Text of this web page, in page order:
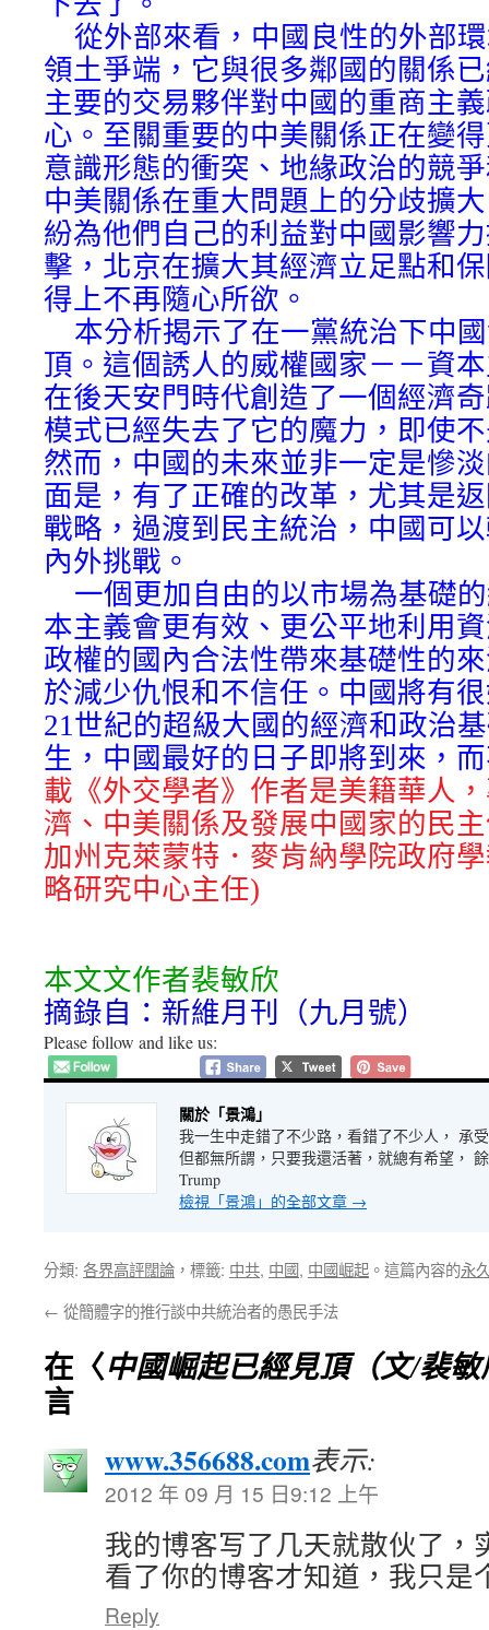
從外部來看，中國良性的外部
領土爭端，它與很多鄰國的關係
主要的交易夥伴對中國的重商主
心。至關重要的中美關係正在變
意識形態的衝突、地緣政治的競
中美關係在重大問題上的分歧擴
紛為他們自己的利益對中國影響
擊，北京在擴大其經濟立足點和
得上不再隨心所欲。
本分析揭示了在一黨統治下中
頂。這個誘人的威權國家－－資
在後天安門時代創造了一個經濟
模式已經失去了它的魔力，即使
然而，中國的未來並非一定是慘
面是，有了正確的改革，尤其是
戰略，過渡到民主統治，中國可
內外挑戰。
一個更加自由的以市場為基礎
本主義會更有效、更公平地利用
政權的國內合法性帶來基礎性的
於減少仇恨和不信任。中國將有
21世紀的超級大國的經濟和政治
生，中國最好的日子即將到來，
載《外交學者》作者是美籍華人
濟、中美關係及發展中國家的民
加州克萊蒙特．麥肯納學院政府
略研究中心主任)
本文文作者裴敏欣
摘錄自：新維月刊（九月號）
Please follow and like us:
關於「景鴻」
我一生中走錯了不少路，看錯了不少人， 承
但都無所謂，只要我還活著，就總有希望，
Trump
檢視「景鴻」的全部文章 →
分類: 各界高評闊論 ，標籤: 中共, 中國, 中國崛起 。這篇內容的永
← 從簡體字的推行談中共統治者的愚民手法
在〈中國崛起已經見頂（文/裴
言
www.356688.com表示:
2012 年 09 月 15 日9:12 上午
我的博客写了几天就散伙了，
看了你的博客才知道，我只是
Reply